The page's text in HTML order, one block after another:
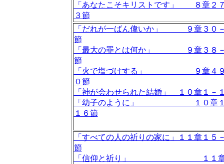
「あなたこそキリストです」 ８章２
３節
「だれが一ばん偉いか」 ９章３０
節
「最大の罪とは何か」 ９章３８
節
「火で塩づけする」 ９章４９
０節
「神が会わせられた結婚」 １０章１－
「幼子のように」 １０章１
１６節
「すべての人の祈りの家に」１１章１５
節
「信仰と祈り」 １１章